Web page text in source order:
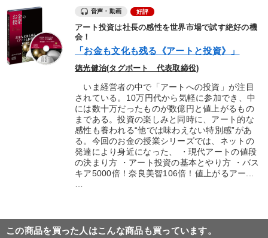
音声・動画 好評
アート投資は社長の感性を世界市場で試す絶好の機
会！
「お金も文化も残る《アートと投資》」
徳光健治(タグボート 代表取締役)
いま経営者の中で「アートへの投資」が注目
されている。10万円代から気軽に参加でき、中
には数十万だったものが数億円と値上がるもの
まである。投資の楽しみと同時に、アート的な
感性も養われる“他では味わえない特別感”があ
る。今回のお金の授業シリーズでは、ネットの
発達により身近になった、 ・現代アートの値段
の決まり方 ・アート投資の基本とやり方 ・バス
キア5000倍！奈良美智106倍！値上がるアー...
…
この商品を買った人はこんな商品も買っています。